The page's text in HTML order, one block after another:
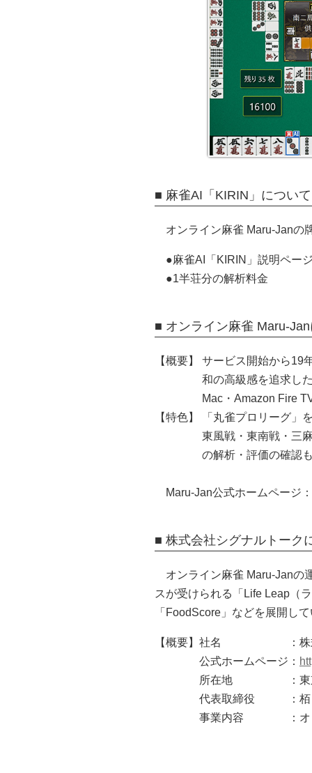
■ 麻雀AI「KIRIN」について
オンライン麻雀 Maru-Janの
●麻雀AI「KIRIN」説明ペー
●1半荘分の解析料金
■ オンライン麻雀 Maru-
【概要】
サービス開始から19
和の高級感を追求し
Mac・Amazon Fire
【特色】
「丸雀プロリーグ」
東風戦・東南戦・三
の解析・評価の確認
Maru-Jan公式ホームページ：
■ 株式会社シグナルトーク
オンライン麻雀 Maru-Janの
スが受けられる「Life Leap（
「FoodScore」などを展開し
【概要】 社名
：
公式ホームページ ：
所在地
：
代表取締役
：
事業内容
：